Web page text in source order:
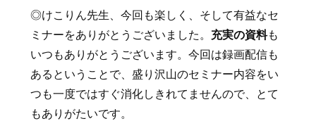
◎けこりん先生、今回も楽しく、そして有益なセ
ミナーをありがとうございました。 充実の資料も
いつもありがとうございます。今回は録画配信も
あるということで、盛り沢山のセミナー内容をい
つも一度ではすぐ消化しきれてませんので、とて
もありがたいです。